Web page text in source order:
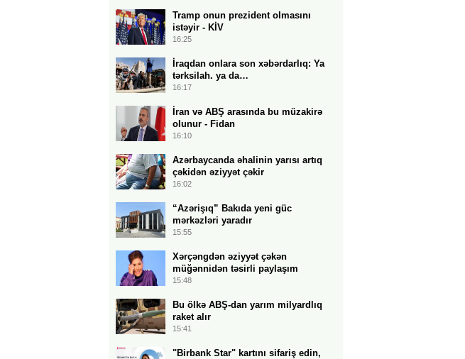
Tramp onun prezident olmasını
istəyir - KİV
16:25
İraqdan onlara son xəbərdarlıq: Ya
tərksilah. ya da…
16:17
İran və ABŞ arasında bu müzakirə
olunur - Fidan
16:10
Azərbaycanda əhalinin yarısı artıq
çəkidən əziyyət çəkir
16:02
“Azərişıq” Bakıda yeni güc
mərkəzləri yaradır
15:55
Xərçəngdən əziyyət çəkən
müğənnidən təsirli paylaşım
15:48
Bu ölkə ABŞ-dan yarım milyardlıq
raket alır
15:41
"Birbank Star" kartını sifariş edin,